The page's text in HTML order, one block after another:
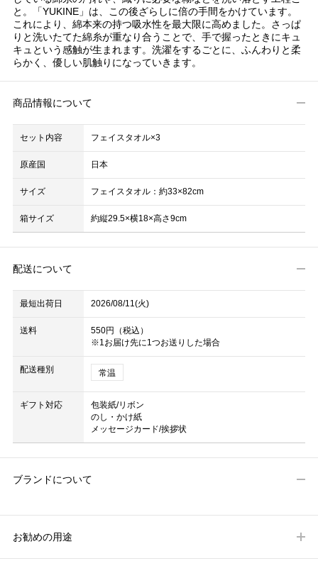
と。「YUKINE」は、この後ざらしに倍の手間をかけています。
これにより、綿本来の持つ吸水性を最大限に高めました。さっぱ
りと洗いたてた綿糸が重なり合うことで、手で握ったときにキュ
キュという感触が生まれます。洗濯をするごとに、ふんわりと柔
らかく、優しい肌触りになっていきます。
商品情報について
セット内容 フェイスタオル×3
原産国 日本
サイズ フェイスタオル：約33×82cm
箱サイズ 約縦29.5×横18×高さ9cm
配送について
最短出荷日 2026/08/11(火)
送料
550円（税込）
※1お届け先に1つお送りした場合
配送種別 常温
ギフト対応
包装紙/リボン
のし・かけ紙
メッセージカード/挨拶状
ブランドについて
お勧めの用途